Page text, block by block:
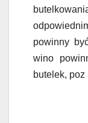
powinny
wino
butelek, poz